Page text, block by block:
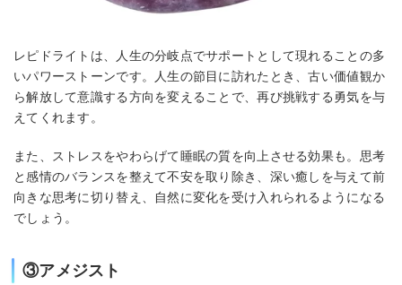
レピドライトは、人生の分岐点でサポートとして現れることの多
いパワーストーンです。人生の節目に訪れたとき、古い価値観か
ら解放して意識する方向を変えることで、再び挑戦する勇気を与
えてくれます。
また、ストレスをやわらげて睡眠の質を向上させる効果も。思考
と感情のバランスを整えて不安を取り除き、深い癒しを与えて前
向きな思考に切り替え、自然に変化を受け入れられるようになる
でしょう。
③アメジスト